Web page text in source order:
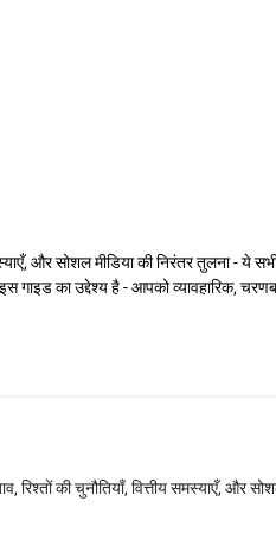
और सोशल मीडिया की निरंतर तुलना - ये
का उद्देश्य है - आपको व्यावहारिक,
की चुनौतियाँ, वित्तीय समस्याएँ, और